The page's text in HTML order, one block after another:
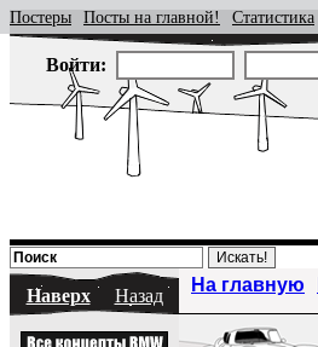
Постеры Посты на главной! Статистика
Войти:
Наверх Назад
На главную